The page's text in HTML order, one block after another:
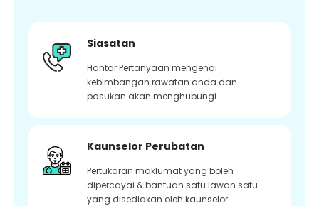
Siasatan
Hantar Pertanyaan mengenai
kebimbangan rawatan anda dan
pasukan akan menghubungi
Kaunselor Perubatan
Pertukaran maklumat yang boleh
dipercayai & bantuan satu lawan satu
yang disediakan oleh kaunselor